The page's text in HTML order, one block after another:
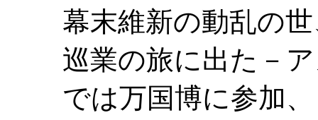
幕末維新の動乱の
巡業の旅に出た－
では万国博に参加